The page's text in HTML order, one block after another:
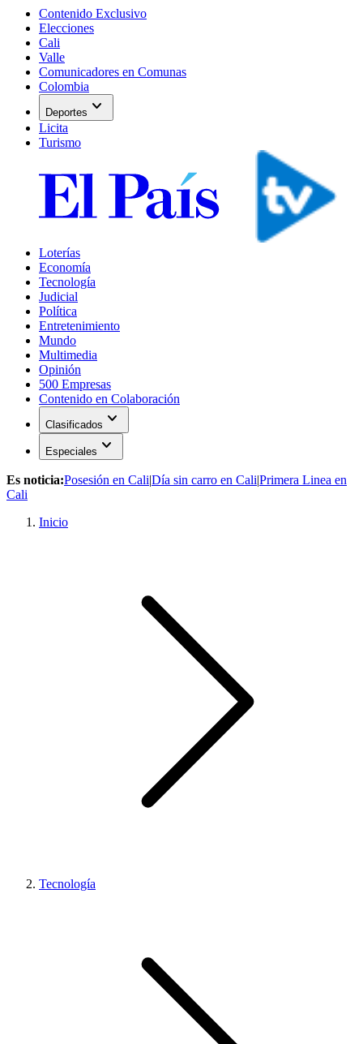
Contenido Exclusivo
Elecciones
Cali
Valle
Comunicadores en Comunas
Colombia
Deportes expand_more
Licita
Turismo
Loterías
Economía
Tecnología
Judicial
Política
Entretenimiento
Mundo
Multimedia
Opinión
500 Empresas
Contenido en Colaboración
Clasificados expand_more
Especiales expand_more
Es noticia:Posesión en Cali|Día sin carro en Cali|Primera Linea en
Cali
Inicio
Tecnología